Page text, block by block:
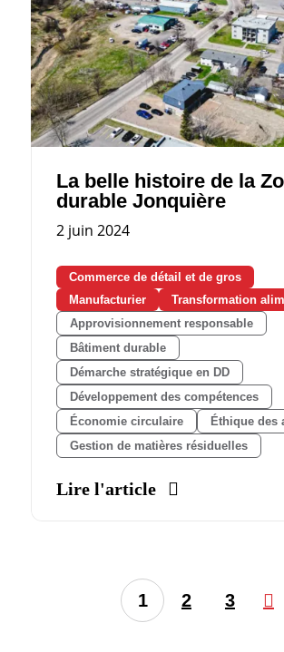
La belle histoire de la
durable Jonquière
2 juin 2024
Commerce de détail et de gros
Manufacturier
Transformation
Approvisionnement responsable
Bâtiment durable
Démarche stratégique en DD
Développement des compétences
Économie circulaire
Éthique des
Gestion de matières résiduelles
Lire l'article
1 2 3